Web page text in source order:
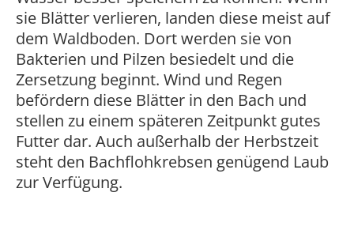
sie Blätter verlieren, landen diese meist auf
dem Waldboden. Dort werden sie von
Bakterien und Pilzen besiedelt und die
Zersetzung beginnt. Wind und Regen
befördern diese Blätter in den Bach und
stellen zu einem späteren Zeitpunkt gutes
Futter dar. Auch außerhalb der Herbstzeit
steht den Bachflohkrebsen genügend Laub
zur Verfügung.